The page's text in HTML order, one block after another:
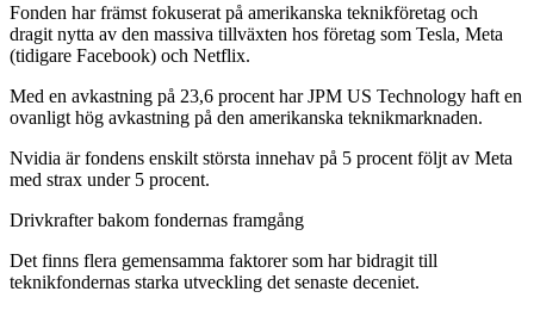
Fonden har främst fokuserat på amerikanska teknikföretag och
dragit nytta av den massiva tillväxten hos företag som Tesla, Meta
(tidigare Facebook) och Netflix.
Med en avkastning på 23,6 procent har JPM US Technology haft en
ovanligt hög avkastning på den amerikanska teknikmarknaden.
Nvidia är fondens enskilt största innehav på 5 procent följt av Meta
med strax under 5 procent.
Drivkrafter bakom fondernas framgång
Det finns flera gemensamma faktorer som har bidragit till
teknikfondernas starka utveckling det senaste deceniet.